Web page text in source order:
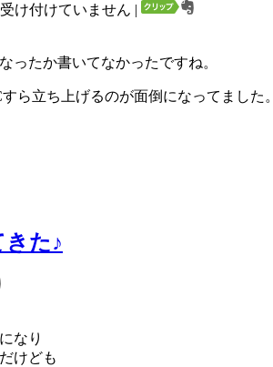
け付けていません |
ったか書いてなかったですね。
ら立ち上げるのが面倒になってました。
きた♪
なり
けども